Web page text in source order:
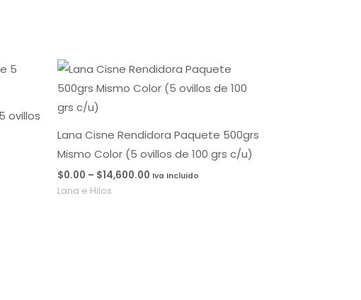
ovillos
Lana Cisne Rendidora Paquete 500grs
Mismo Color (5 ovillos de 100 grs c/u)
$0.00 – $14,600.00
Rango
de
precios:
$14,600.00
Iva Incluido
Lana e Hilos